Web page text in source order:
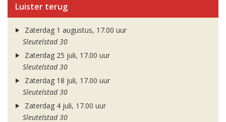
Luister terug
Zaterdag 1 augustus, 17.00 uur
Sleutelstad 30
Zaterdag 25 juli, 17.00 uur
Sleutelstad 30
Zaterdag 18 juli, 17.00 uur
Sleutelstad 30
Zaterdag 4 juli, 17.00 uur
Sleutelstad 30